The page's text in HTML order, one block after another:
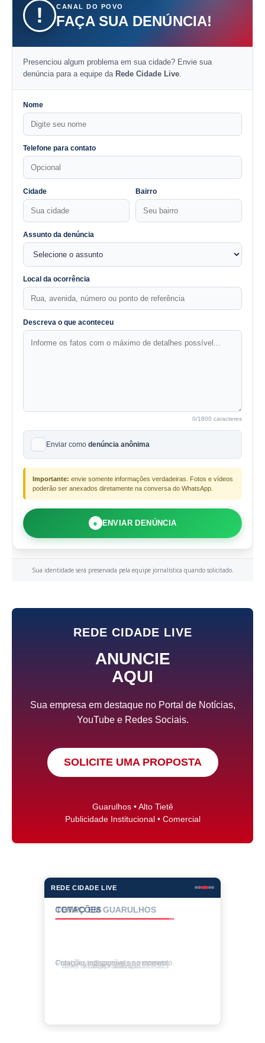
! CANAL DO POVO
FAÇA SUA DENÚNCIA!
Presenciou algum problema em sua cidade? Envie sua
denúncia para a equipe da Rede Cidade Live
Nome
Telefone para contato
Cidade Bairro
Assunto da denúncia
Local da ocorrência
Descreva o que aconteceu
0/1800 caracteres
Enviar como denúncia anônima
Importante: envie somente informações verdadeiras. Fotos e vídeos
poderão ser anexados diretamente na conversa do WhatsApp.
● ENVIAR DENÚNCIA
Sua identidade será preservada pela equipe jornalística quando solicitado.
REDE CIDADE LIVE
ANUNCIE
AQUI
Sua empresa em destaque no Portal de Notícias,
YouTube e Redes Sociais.
SOLICITE UMA PROPOSTA
Guarulhos • Alto Tietê
Publicidade Institucional • Comercial
REDE CIDADE LIVE
COTAÇÕES
Cotações indisponíveis no momento.
Valores de compra • atualização automática